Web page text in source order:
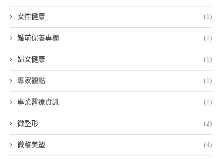
女性健康 (1)
婚前保養專欄 (1)
婦女健康 (1)
專家觀點 (1)
專業醫療資訊 (1)
微整形 (2)
微整美塑 (4)